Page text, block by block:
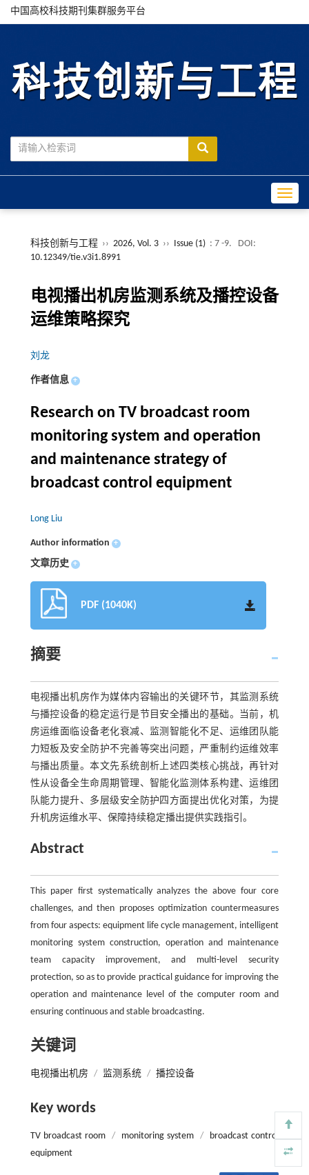
中国高校科技期刊集群服务平台
科技创新与工程 ›› 2026, Vol. 3 ›› Issue (1) : 7 -9.
DOI:
10.12349/tie.v3i1.8991
电视播出机房监测系统及播控设备
运维策略探究
刘龙
作者信息 +
Research on TV broadcast room
monitoring system and operation
and maintenance strategy of
broadcast control equipment
Long Liu
Author information +
文章历史 +
PDF (1040K)
摘要
电视播出机房作为媒体内容输出的关键环节，其监测系统
与播控设备的稳定运行是节目安全播出的基础。当前，机
房运维面临设备老化衰减、监测智能化不足、运维团队能
力短板及安全防护不完善等突出问题，严重制约运维效率
与播出质量。本文先系统剖析上述四类核心挑战，再针对
性从设备全生命周期管理、智能化监测体系构建、运维团
队能力提升、多层级安全防护四方面提出优化对策，为提
升机房运维水平、保障持续稳定播出提供实践指引。
Abstract
This paper first systematically analyzes the above four core
challenges, and then proposes optimization countermeasures
from four aspects: equipment life cycle management, intelligent
monitoring system construction, operation and maintenance
team capacity improvement, and multi-level security
protection, so as to provide practical guidance for improving the
operation and maintenance level of the computer room and
ensuring continuous and stable broadcasting.
关键词
电视播出机房 / 监测系统 / 播控设备
Key words
TV broadcast room / monitoring system /
broadcast control
equipment